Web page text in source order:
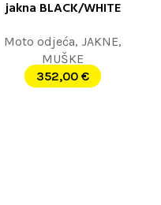
jakna BLACK/WHITE
Moto odjeća, JAKNE,
MUŠKE
352,00 €